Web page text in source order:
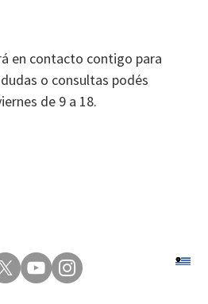
en contacto contigo para
o consultas podés
de 9 a 18.